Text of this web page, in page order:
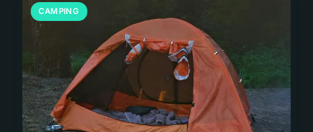
CAMPING